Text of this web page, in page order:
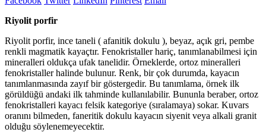
Riyolit porfir
Riyolit porfir, ince taneli ( afanitik dokulu ), beyaz, açık gri, pembe
renkli magmatik kayaçtır. Fenokristaller hariç, tanımlanabilmesi için
mineralleri oldukça ufak tanelidir. Örneklerde, ortoz mineralleri
fenokristaller halinde bulunur. Renk, bir çok durumda, kayacın
tanımlanmasında zayıf bir göstergedir. Bu tanımlama, örnek ilk
görüldüğü andaki ilk tahminde kullanılabilir. Bununla beraber, ortoz
fenokristalleri kayacı felsik kategoriye (sıralamaya) sokar. Kuvars
oranını bilmeden, faneritik dokulu kayacın siyenit veya alkali granit
olduğu söylenemeyecektir.